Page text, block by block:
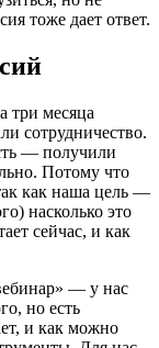
тоже дает ответ.
три месяца
сотрудничество.
— получили
Потому что
как наша цель —
насколько это
сейчас, и как
— у нас
но есть
и как можно